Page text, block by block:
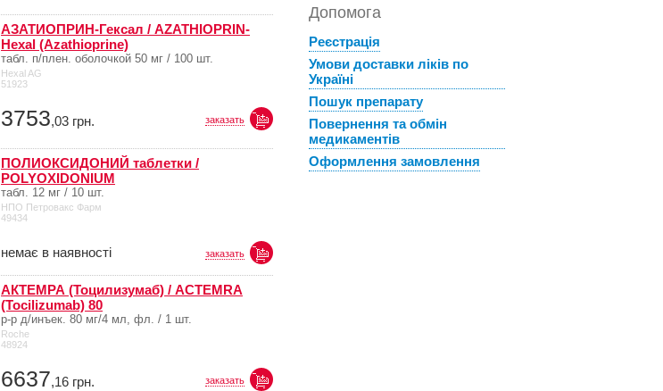
АЗАТИОПРИН-Гексал / AZATHIOPRIN-
Hexal (Azathioprine)
табл. п/плен. оболочкой 50 мг / 100 шт.
Hexal AG
51923
3753,03 грн. заказать
ПОЛИОКСИДОНИЙ таблетки /
POLYOXIDONIUM
табл. 12 мг / 10 шт.
НПО Петровакс Фарм
49434
немає в наявності заказать
АКТЕМРА (Тоцилизумаб) / ACTEMRA
(Tocilizumab) 80
р-р д/инъек. 80 мг/4 мл, фл. / 1 шт.
Roche
48924
6637,16 грн. заказать
Допомога
Реєстрація
Умови доставки ліків по
Україні
Пошук препарату
Повернення та обмін
медикаментів
Оформлення замовлення